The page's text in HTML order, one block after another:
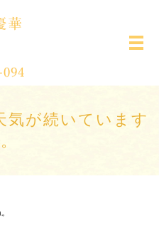
メ
気が続いています